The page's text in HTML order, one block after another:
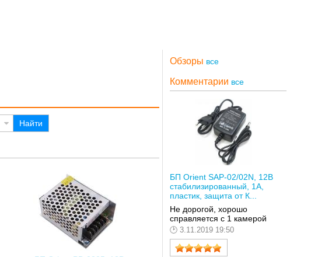
Найти
Обзоры все
Комментарии все
БП Orient SAP-02/02N, 12В
стабилизированный, 1А,
пластик, защита от К...
Не дорогой, хорошо
справляется с 1 камерой
3.11.2019 19:50